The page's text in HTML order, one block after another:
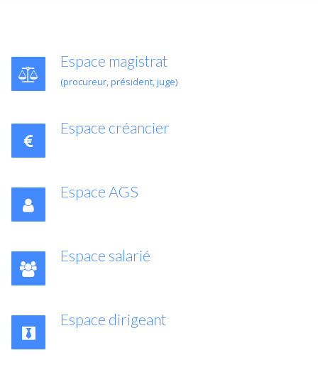
Espace magistrat
(procureur, président, juge)
Espace créancier
Espace AGS
Espace salarié
Espace dirigeant